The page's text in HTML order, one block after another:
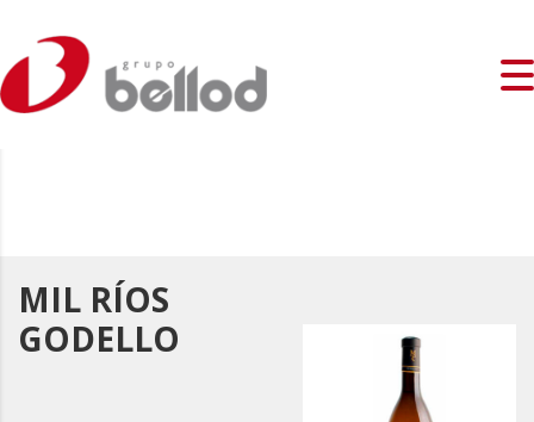
MIL RÍOS
GODELLO